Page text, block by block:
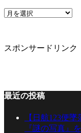
ー
ア
イ
スポンサードリンク
最近の投稿
【日航123便
『謎の写真』